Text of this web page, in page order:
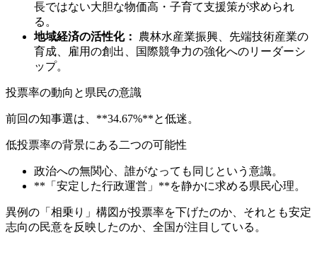
長ではない大胆な物価高・子育て支援策が求められ
る。
地域経済の活性化：
農林水産業振興、先端技術産業の
育成、雇用の創出、国際競争力の強化へのリーダーシ
ップ。
投票率の動向と県民の意識
前回の知事選は、**34.67%**と低迷。
低投票率の背景にある二つの可能性
政治への無関心、誰がなっても同じという意識。
**「安定した行政運営」**を静かに求める県民心理。
異例の「相乗り」構図が投票率を下げたのか、それとも安定
志向の民意を反映したのか、全国が注目している。